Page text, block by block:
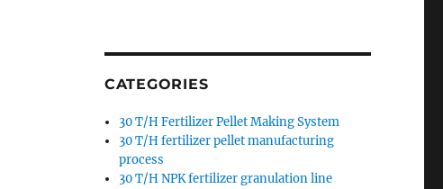
CATEGORIES
30 T/H Fertilizer Pellet Making System
30 T/H fertilizer pellet manufacturing
process
30 T/H NPK fertilizer granulation line